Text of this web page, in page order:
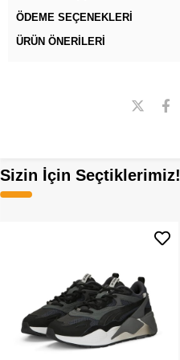
ÖDEME SEÇENEKLERI
ÜRÜN ÖNERILERI
Sizin İçin Seçtiklerimiz!